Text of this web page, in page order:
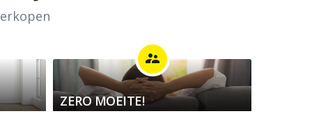
supervisor_account
ZERO MOEITE!